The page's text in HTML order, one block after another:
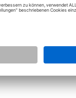
Einstellungen